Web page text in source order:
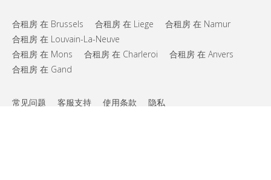
合租房 在 Brussels 合租房 在 Liege
合租房 在 Namur
合租房 在 Louvain-La-Neuve
合租房 在 Mons
合租房 在 Charleroi
合租房 在 Anvers
合租房 在 Gand
常见问题 客服支持 使用条款 隐私